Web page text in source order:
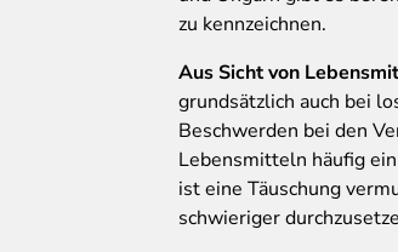
zu kennzeichnen.
Aus Sicht von
grundsätzlich auch bei
Beschwerden bei den
Lebensmitteln häufig
ist eine Täuschung
schwieriger